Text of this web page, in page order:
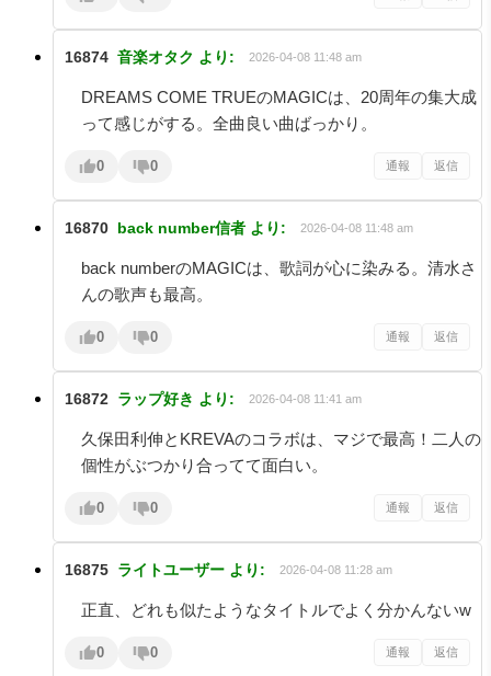
16874 音楽オタク より: 2026-04-08 11:48 am
DREAMS COME TRUEのMAGICは、20周年の集大成
って感じがする。全曲良い曲ばっかり。
0 0 通報 返信
16870 back number信者 より: 2026-04-08 11:48 am
back numberのMAGICは、歌詞が心に染みる。清水さ
んの歌声も最高。
0 0 通報 返信
16872 ラップ好き より: 2026-04-08 11:41 am
久保田利伸とKREVAのコラボは、マジで最高！二人の
個性がぶつかり合ってて面白い。
0 0 通報 返信
16875 ライトユーザー より: 2026-04-08 11:28 am
正直、どれも似たようなタイトルでよく分かんないw
0 0 通報 返信